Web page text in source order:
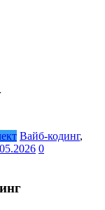
Вайб-кодинг,
0